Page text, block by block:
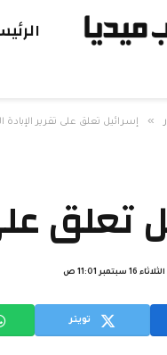
» إسرائيل تعلق على تقرير الإبادة
تعلق
الثلاثاء 16 سبتمبر 11:01 ص
تويتر